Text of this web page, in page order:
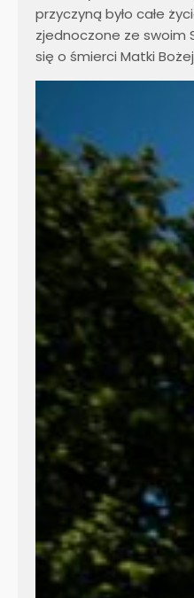
przyczyną było całe
zjednoczone ze swoim
się o śmierci Matki